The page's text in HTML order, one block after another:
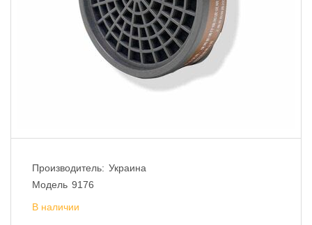
Производитель: Украина
Модель 9176
В наличии